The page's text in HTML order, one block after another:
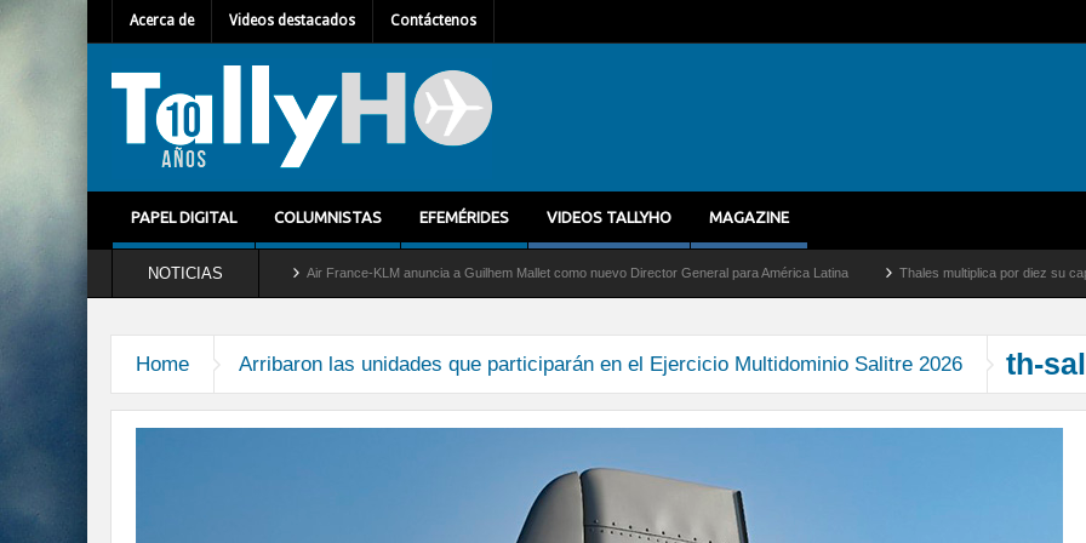
Acerca de Videos destacados Contáctenos
PAPEL DIGITAL COLUMNISTAS EFEMÉRIDES VIDEOS TALLYHO MAGAZINE
NOTICIAS
del servicio al C-2 Greyhound Air France-KLM anuncia a Guilhem Mallet como nuevo Director General para América Latina Thales multiplica por diez su
Home Arribaron las unidades que participarán en el Ejercicio Multidominio Salitre 2026 th-